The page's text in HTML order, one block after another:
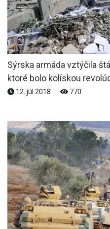
Sýrska armáda vztýčila
ktoré bolo kolískou
12. júl 2018 770